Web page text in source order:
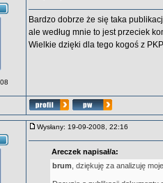
Bardzo dobrze że się taka
ale według mnie to jest przeciek
Wielkie dzięki dla tego kogoś z
Wysłany: 19-09-2008, 22:16
Areczek napisał/a:
brum , dziękuję za analizuję